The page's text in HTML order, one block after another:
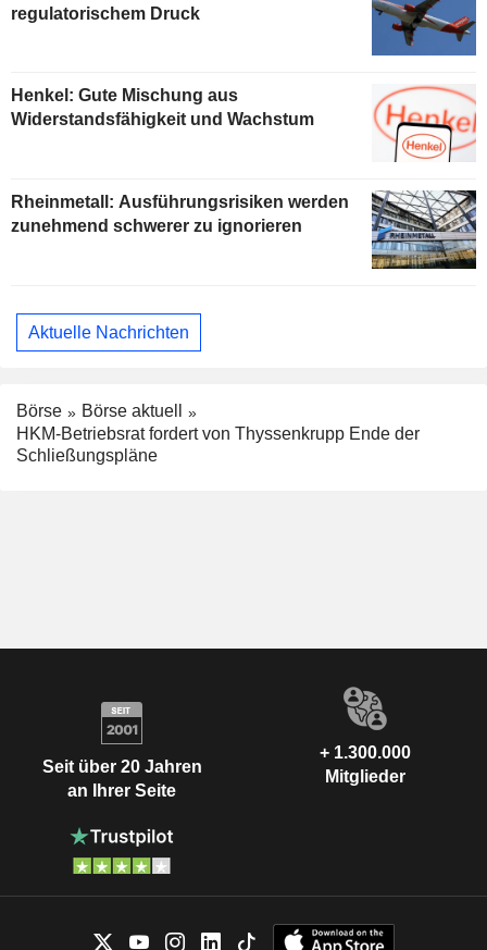
regulatorischem Druck
Henkel: Gute Mischung aus
Widerstandsfähigkeit und Wachstum
Rheinmetall: Ausführungsrisiken werden
zunehmend schwerer zu ignorieren
Aktuelle Nachrichten
Börse
Börse aktuell
HKM-Betriebsrat fordert von Thyssenkrupp Ende der
Schließungspläne
Seit über 20 Jahren
an Ihrer Seite
+ 1.300.000
Mitglieder